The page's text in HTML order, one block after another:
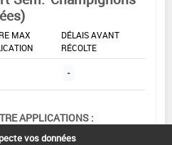
MAX
DÉLAIS AVANT
RÉCOLTE
-
APPLICATIONS :
vos données